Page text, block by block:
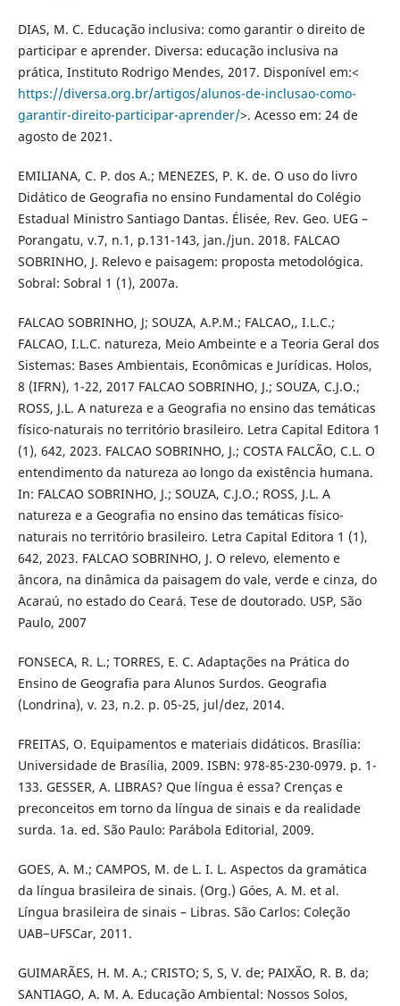
DIAS, M. C. Educação inclusiva: como garantir o direito de
participar e aprender. Diversa: educação inclusiva na
prática, Instituto Rodrigo Mendes, 2017. Disponível em:<
https://diversa.org.br/artigos/alunos-de-inclusao-como-
garantir-direito-participar-aprender/>. Acesso em: 24 de
agosto de 2021.
EMILIANA, C. P. dos A.; MENEZES, P. K. de. O uso do livro
Didático de Geografia no ensino Fundamental do Colégio
Estadual Ministro Santiago Dantas. Élisée, Rev. Geo. UEG –
Porangatu, v.7, n.1, p.131-143, jan./jun. 2018. FALCAO
SOBRINHO, J. Relevo e paisagem: proposta metodológica.
Sobral: Sobral 1 (1), 2007a.
FALCAO SOBRINHO, J; SOUZA, A.P.M.; FALCAO,, I.L.C.;
FALCAO, I.L.C. natureza, Meio Ambeinte e a Teoria Geral dos
Sistemas: Bases Ambientais, Econômicas e Jurídicas. Holos,
8 (IFRN), 1-22, 2017 FALCAO SOBRINHO, J.; SOUZA, C.J.O.;
ROSS, J.L. A natureza e a Geografia no ensino das temáticas
físico-naturais no território brasileiro. Letra Capital Editora 1
(1), 642, 2023. FALCAO SOBRINHO, J.; COSTA FALCÃO, C.L. O
entendimento da natureza ao longo da existência humana.
In: FALCAO SOBRINHO, J.; SOUZA, C.J.O.; ROSS, J.L. A
natureza e a Geografia no ensino das temáticas físico-
naturais no território brasileiro. Letra Capital Editora 1 (1),
642, 2023. FALCAO SOBRINHO, J. O relevo, elemento e
âncora, na dinâmica da paisagem do vale, verde e cinza, do
Acaraú, no estado do Ceará. Tese de doutorado. USP, São
Paulo, 2007
FONSECA, R. L.; TORRES, E. C. Adaptações na Prática do
Ensino de Geografia para Alunos Surdos. Geografia
(Londrina), v. 23, n.2. p. 05-25, jul/dez, 2014.
FREITAS, O. Equipamentos e materiais didáticos. Brasília:
Universidade de Brasília, 2009. ISBN: 978-85-230-0979. p. 1-
133. GESSER, A. LIBRAS? Que língua é essa? Crenças e
preconceitos em torno da língua de sinais e da realidade
surda. 1a. ed. São Paulo: Parábola Editorial, 2009.
GOES, A. M.; CAMPOS, M. de L. I. L. Aspectos da gramática
da língua brasileira de sinais. (Org.) Góes, A. M. et al.
Língua brasileira de sinais – Libras. São Carlos: Coleção
UAB−UFSCar, 2011.
GUIMARÃES, H. M. A.; CRISTO; S, S, V. de; PAIXÃO, R. B. da;
SANTIAGO, A. M. A. Educação Ambiental: Nossos Solos,